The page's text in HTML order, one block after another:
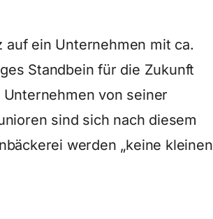
ein Unternehmen mit ca.
Standbein für die Zukunft
von seiner
sind sich nach diesem
werden „keine kleinen